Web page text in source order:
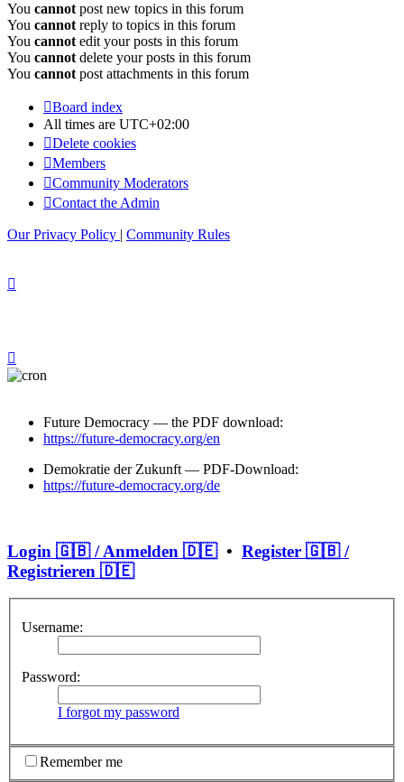
You cannot post new topics in this forum
You cannot reply to topics in this forum
You cannot edit your posts in this forum
You cannot delete your posts in this forum
You cannot post attachments in this forum
Board index
All times are UTC+02:00
Delete cookies
Members
Community Moderators
Contact the Admin
Our Privacy Policy | Community Rules
Future Democracy — the PDF download:
https://future-democracy.org/en
Demokratie der Zukunft — PDF-Download:
https://future-democracy.org/de
Login 🇬🇧 / Anmelden 🇩🇪• Register 🇬🇧 /
Registrieren 🇩🇪
Username:
Password:
I forgot my password
Remember me